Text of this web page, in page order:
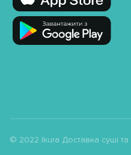
© 2022 Ikura Доставка суші